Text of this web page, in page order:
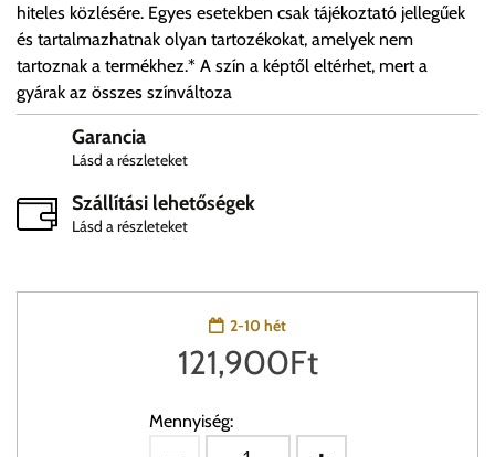
hiteles közlésére. Egyes esetekben csak tájékoztató jellegűek
és tartalmazhatnak olyan tartozékokat, amelyek nem
tartoznak a termékhez.* A szín a képtől eltérhet, mert a
gyárak az összes színváltoza
Garancia
Lásd a részleteket
Szállítási lehetőségek
Lásd a részleteket
2-10 hét
121,900Ft
Mennyiség: